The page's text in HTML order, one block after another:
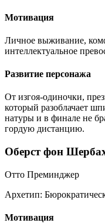
Мотивация
Личное выживание,
интеллектуальное
Развитие персонажа
От изгоя-одиночки,
который разоблачает
натуры и в финале не
гордую дистанцию.
Оберст фон
Отто Преминджер
Архетип:
Мотивация